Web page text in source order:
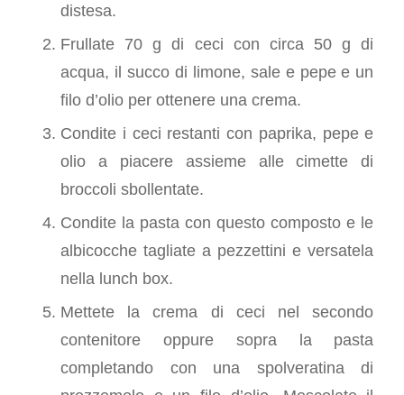
distesa.
Frullate 70 g di ceci con circa 50 g di
acqua, il succo di limone, sale e pepe e un
filo d’olio per ottenere una crema.
Condite i ceci restanti con paprika, pepe e
olio a piacere assieme alle cimette di
broccoli sbollentate.
Condite la pasta con questo composto e le
albicocche tagliate a pezzettini e versatela
nella lunch box.
Mettete la crema di ceci nel secondo
contenitore oppure sopra la pasta
completando con una spolveratina di